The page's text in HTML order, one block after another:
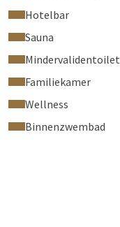
Hotelbar
Sauna
Mindervalidentoilet
Familiekamer
Wellness
Binnenzwembad